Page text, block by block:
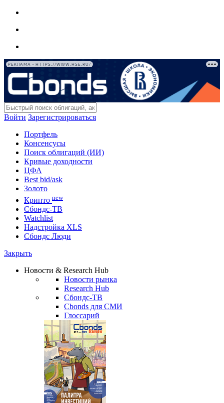
РЕКЛАМА • HTTPS://WWW.HSE.RU/
Войти Зарегистрироваться
Портфель
Консенсусы
Поиск облигаций (ИИ)
Кривые доходности
ЦФА
Best bid/ask
Золото
Крипто new
Сбондс-ТВ
Watchlist
Надстройка XLS
Сбондс Люди
Закрыть
Новости & Research Hub
Новости рынка
Research Hub
Сбондс-ТВ
Cbonds для СМИ
Глоссарий